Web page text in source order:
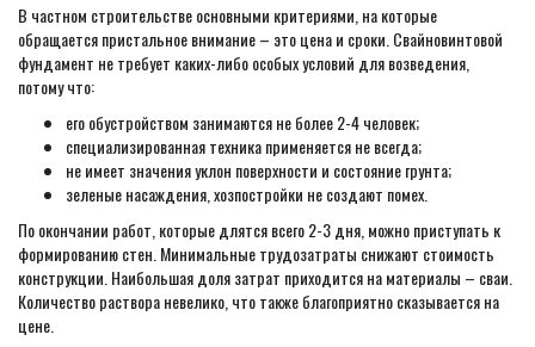
В частном строительстве основными критериями, на которые
обращается пристальное внимание – это цена и сроки. Свайновинтовой
фундамент не требует каких-либо особых условий для возведения,
потому что:
его обустройством занимаются не более 2-4 человек;
специализированная техника применяется не всегда;
не имеет значения уклон поверхности и состояние грунта;
зеленые насаждения, хозпостройки не создают помех.
По окончании работ, которые длятся всего 2-3 дня, можно приступать к
формированию стен. Минимальные трудозатраты снижают стоимость
конструкции. Наибольшая доля затрат приходится на материалы – сваи.
Количество раствора невелико, что также благоприятно сказывается на
цене.